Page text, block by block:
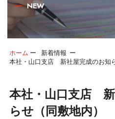
NEW
ホーム ー 新着情報 ー
本社・山口支店 新社屋完成のお知
本社・山口支店
らせ（同敷地内）